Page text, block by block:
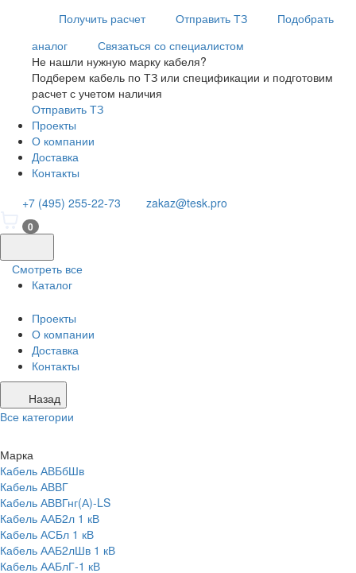
Получить расчет
Отправить ТЗ
Подобрать
аналог
Связаться со специалистом
Не нашли нужную марку кабеля?
Подберем кабель по ТЗ или спецификации и подготовим
расчет с учетом наличия
Отправить ТЗ
Проекты
О компании
Доставка
Контакты
+7 (495) 255-22-73
zakaz@tesk.pro
0
Смотреть все
Каталог
Проекты
О компании
Доставка
Контакты
Назад
Все категории
Марка
Кабель АВБбШв
Кабель АВВГ
Кабель АВВГнг(А)-LS
Кабель ААБ2л 1 кВ
Кабель АСБл 1 кВ
Кабель ААБ2лШв 1 кВ
Кабель ААБлГ-1 кВ